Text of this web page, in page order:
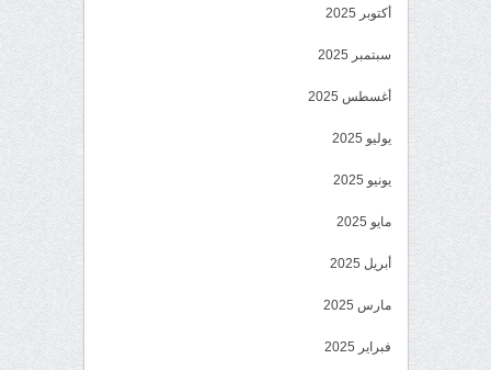
أكتوبر 2025
سبتمبر 2025
أغسطس 2025
يوليو 2025
يونيو 2025
مايو 2025
أبريل 2025
مارس 2025
فبراير 2025